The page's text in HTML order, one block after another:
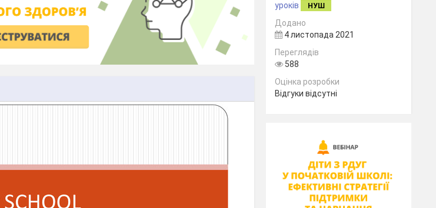
уроків
НУШ
Додано
4 листопада 2021
Переглядів
588
Оцінка розробки
Відгуки відсутні